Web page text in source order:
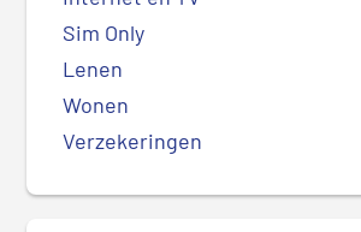
Sim Only
Lenen
Wonen
Verzekeringen